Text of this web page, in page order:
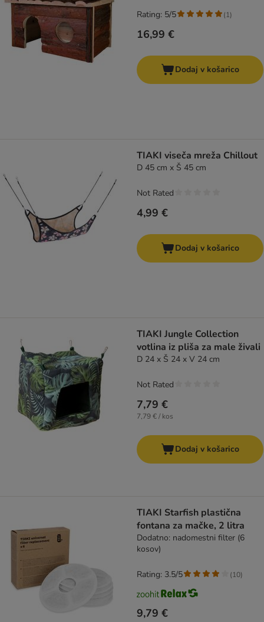
16,99 €
Rating: 5/5 (1)
Dodaj v košarico
TIAKI viseča mreža Chillout
D 45 cm x Š 45 cm
4,99 €
Not Rated
Dodaj v košarico
TIAKI Jungle Collection
votlina iz pliša za male živali
D 24 x Š 24 x V 24 cm
7,79 €
7,79 € / kos
Not Rated
Dodaj v košarico
TIAKI Starfish plastična
fontana za mačke, 2 litra
Dodatno: nadomestni filter (6
kosov)
9,79 €
Rating: 3.5/5 (10)